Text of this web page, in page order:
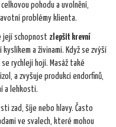
pohodu a uvolnění,
problémy klienta.
její schopnost zlepšit krevní
a živinami. Když se zvýší
rychleji hojí. Masáž také
a zvyšuje produkci endorfinů,
a lehkosti.
zad, šíje nebo hlavy. Často
ve svalech, které mohou